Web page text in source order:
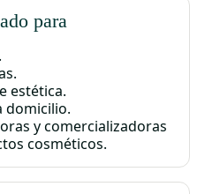
para
estética.
domicilio.
y comercializadoras
cosméticos.